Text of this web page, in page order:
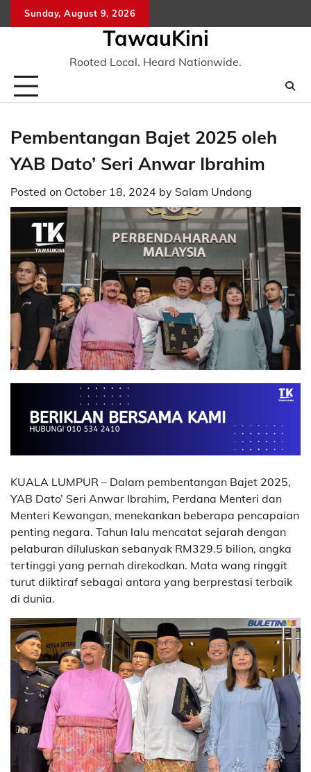
to
Sunday, August 9, 2026
TawauKini
Rooted Local. Heard Nationwide.
Pembentangan Bajet 2025 oleh
YAB Dato’ Seri Anwar Ibrahim
Posted on October 18, 2024 by Salam Undong
KUALA LUMPUR – Dalam pembentangan Bajet 2025,
YAB Dato’ Seri Anwar Ibrahim, Perdana Menteri dan
Menteri Kewangan, menekankan beberapa pencapaian
penting negara. Tahun lalu mencatat sejarah dengan
pelaburan diluluskan sebanyak RM329.5 bilion, angka
tertinggi yang pernah direkodkan. Mata wang ringgit
turut diiktiraf sebagai antara yang berprestasi terbaik
di dunia.